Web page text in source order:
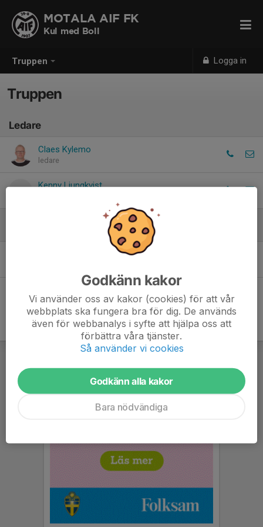
Truppen Logga in
MOTALA AIF FK
Kul med Boll
Truppen
Ledare
Claes Kylemo
ledare
Kenny Ljungkvist
Godkänn kakor
Vi använder oss av kakor (cookies) för att vår
webbplats ska fungera bra för dig. De används
även för webbanalys i syfte att hjälpa oss att
förbättra våra tjänster.
Så använder vi cookies
Godkänn alla kakor
Bara nödvändiga